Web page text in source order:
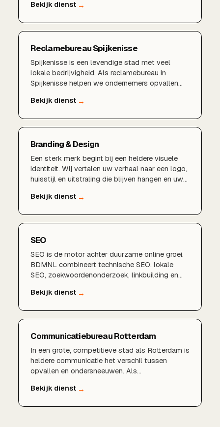
ondernemers in Brielle en de regio Voorne aan
Reclamebureau Spijkenisse
Spijkenisse is een levendige stad met veel
lokale bedrijvigheid. Als reclamebureau in
Spijkenisse helpen we ondernemers opvallen
websites en slimme marketing die zichtbaarheid
Branding & Design
Een sterk merk begint bij een heldere visuele
identiteit. Wij vertalen uw verhaal naar een logo,
huisstijl en uitstraling die blijven hangen en uw
SEO
SEO is de motor achter duurzame online groei.
BDMNL combineert technische SEO, lokale
SEO, zoekwoordenonderzoek, linkbuilding en
strategie die zorgt voor hogere posities, meer
situatie.SEO Bureau RotterdamLokale SEO
RotterdamTechnische
SEOZoekwoordenonderzoekGoogle
BedrijfsprofielLinkbuildingSEO AuditE-
Communicatiebureau Rotterdam
In een grote, competitieve stad als Rotterdam is
heldere communicatie het verschil tussen
opvallen en ondersneeuwen. Als
boodschap scherp te krijgen, hun merk te